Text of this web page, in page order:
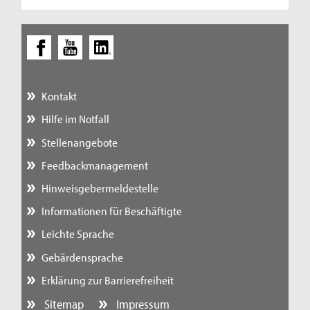
Kontakt
Hilfe im Notfall
Stellenangebote
Feedbackmanagement
Hinweisgebermeldestelle
Informationen für Beschäftigte
Leichte Sprache
Gebärdensprache
Erklärung zur Barrierefreiheit
Sitemap Impressum